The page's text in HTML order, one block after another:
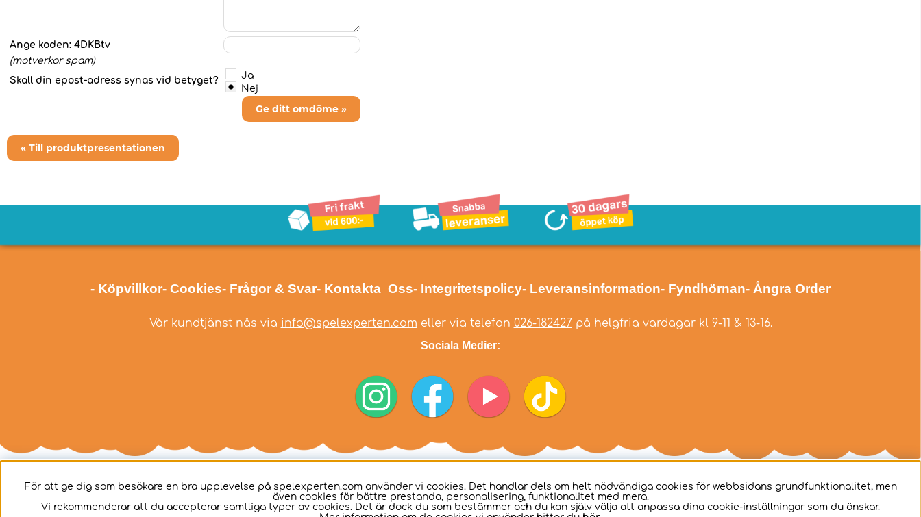
Ange koden: 4DKBtv
(motverkar spam)
Skall din epost-adress synas vid betyget?
Ja
Nej
Ge ditt omdöme »
« Till produktpresentationen
- Köpvillkor- Cookies- Frågor & Svar- Kontakta Oss- Integritetspolicy- Leveransinformation- Fyndhörnan- Ångra Order
Vår kundtjänst nås via info@spelexperten.com eller via telefon 026-182427på helgfria vardagar kl 9-11 & 13-16.
Sociala Medier:
För att ge dig som besökare en bra upplevelse på spelexperten.com använder vi cookies. Det handlar dels om helt nödvändiga cookies för webbsidans grundfunktionalitet, men
även cookies för bättre prestanda, personalisering, funktionalitet med mera.
Vi rekommenderar att du accepterar samtliga typer av cookies. Det är dock du som bestämmer och du kan själv välja att anpassa dina cookie-inställningar som du önskar.